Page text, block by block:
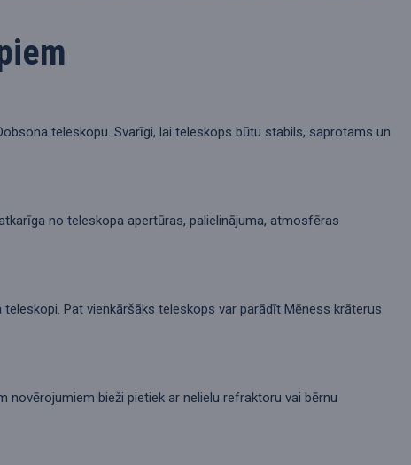
teleskopu. Svarīgi, lai teleskops būtu stabils, saprotams un
no teleskopa apertūras, palielinājuma, atmosfēras
Pat vienkāršāks teleskops var parādīt Mēness krāterus
bieži pietiek ar nelielu refraktoru vai bērnu